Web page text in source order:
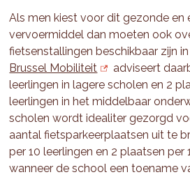
Als men kiest voor dit gezonde en
vervoermiddel dan moeten ook
fietsenstallingen beschikbaar zijn
Brussel Mobiliteit
adviseert
leerlingen in lagere scholen en 2
leerlingen in het middelbaar
scholen wordt idealiter gezorgd
aantal fietsparkeerplaatsen uit te
per 10 leerlingen en 2 plaatsen per
wanneer de school een toename